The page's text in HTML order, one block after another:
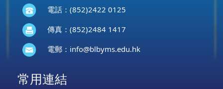
電話：(852)2422 0125
傳真：(852)2484 1417
電郵： info@blbyms.edu.hk
常用連結